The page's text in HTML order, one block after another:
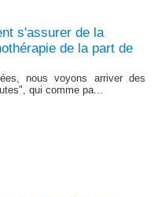
s'assurer de la
de la part de
nous voyons arriver des
qui comme pa...